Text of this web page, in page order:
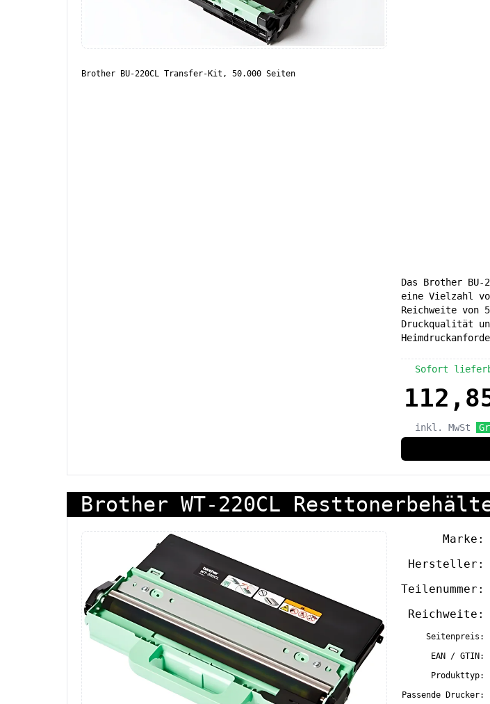
Brother BU-220CL Transfer-Kit, 50.000 Seiten
Das Brother
eine Vielzahl
Reichweite von
Druckqualität
Sofort
inkl. MwSt
Brother WT-220CL
Marke:
Hersteller:
Teilenummer:
Reichweite:
Seitenpreis:
EAN / GTIN:
Produkttyp:
Passende Drucker: